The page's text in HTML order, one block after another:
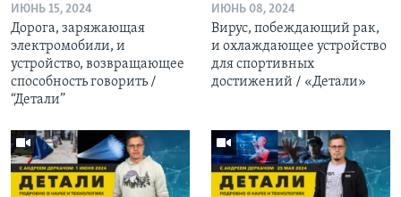
ИЮНЬ 15, 2024
Дорога, заряжающая
электромобили, и
устройство, возвращающее
способность говорить /
“Детали”
ИЮНЬ 08, 2024
Вирус, побеждающий рак,
и охлаждающее устройство
для спортивных
достижений / «Детали»